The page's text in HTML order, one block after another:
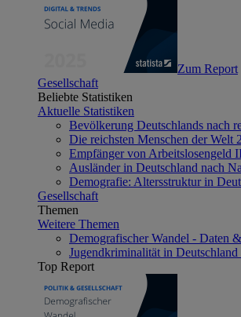
Zum Report
Gesellschaft
Beliebte Statistiken
Aktuelle Statistiken
Bevölkerung Deutschlands nach
Die reichsten Menschen der Welt
Empfänger von Arbeitslosengeld
Ausländer in Deutschland nach
Demografie: Altersstruktur in
Gesellschaft
Themen
Weitere Themen
Demografischer Wandel - Daten
Jugendkriminalität in
Top Report